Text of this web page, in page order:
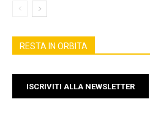
RESTA IN ORBITA
ISCRIVITI ALLA NEWSLETTER